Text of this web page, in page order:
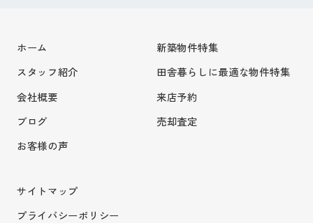
ホーム
スタッフ紹介
会社概要
ブログ
お客様の声
新築物件特集
田舎暮らしに最適な物件特集
来店予約
売却査定
サイトマップ
プライバシーポリシー